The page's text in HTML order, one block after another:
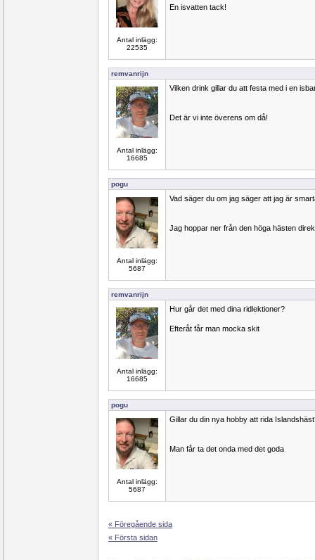
Antal inlägg:
22535
En isvatten tack!
remvanrijn
Antal inlägg:
16685
Vilken drink gillar du att festa med i en
Det är vi inte överens om då!
pogu
Antal inlägg:
5687
Vad säger du om jag säger att jag är
Jag hoppar ner från den höga hästen
remvanrijn
Antal inlägg:
16685
Hur går det med dina ridlektioner?
Efteråt får man mocka skit
pogu
Antal inlägg:
5687
Gillar du din nya hobby att rida
Man får ta det onda med det goda
« Föregående sida
« Första sidan